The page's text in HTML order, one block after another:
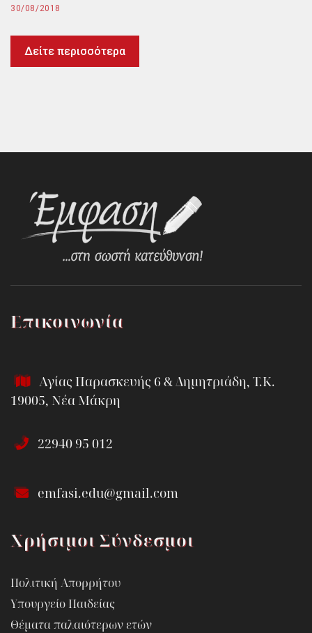
30/08/2018
Δείτε περισσότερα
Επικοινωνία
Αγίας Παρασκευής 6 & Δημητριάδη, Τ.Κ.
19005, Νέα Μάκρη
22940 95 012
emfasi.edu@gmail.com
Χρήσιμοι Σύνδεσμοι
Πολιτική Απορρήτου
Υπουργείο Παιδείας
Θέματα παλαιότερων ετών